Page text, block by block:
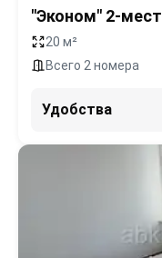
"Эконом" 2-
20 м²
Всего 2 номера
Удобства